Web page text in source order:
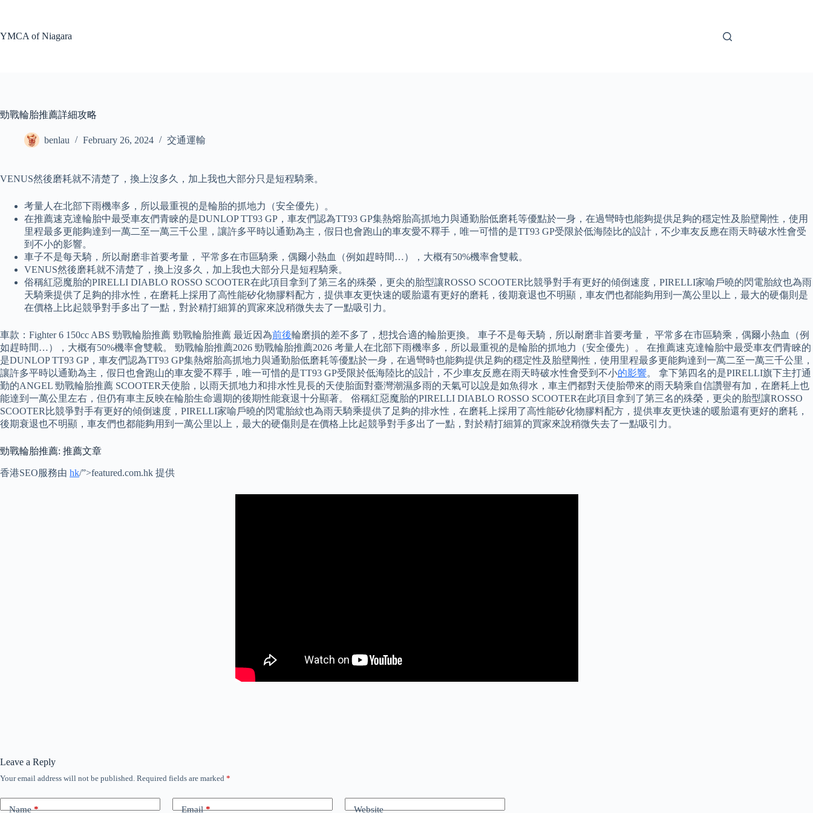
YMCA of Niagara
勁戰輪胎推薦詳細攻略
benlau February 26, 2024 交通運輸
VENUS然後磨耗就不清楚了，換上沒多久，加上我也大部分只是短程騎乘。
考量人在北部下雨機率多，所以最重視的是輪胎的抓地力（安全優先）。
在推薦速克達輪胎中最受車友們青睞的是DUNLOP TT93 GP，車友們認為TT93 GP集熱熔胎高抓地力與通勤胎低磨耗等優點於一身，在過彎時也能夠提供足夠的穩定性及胎壁剛性，使用
里程最多更能夠達到一萬二至一萬三千公里，讓許多平時以通勤為主，假日也會跑山的車友愛不釋手，唯一可惜的是TT93 GP受限於低海陸比的設計，不少車友反應在雨天時破水性會受
到不小的影響。
車子不是每天騎，所以耐磨非首要考量， 平常多在市區騎乘，偶爾小熱血（例如趕時間…），大概有50%機率會雙載。
VENUS然後磨耗就不清楚了，換上沒多久，加上我也大部分只是短程騎乘。
俗稱紅惡魔胎的PIRELLI DIABLO ROSSO SCOOTER在此項目拿到了第三名的殊榮，更尖的胎型讓ROSSO SCOOTER比競爭對手有更好的傾倒速度，PIRELLI家喻戶曉的閃電胎紋也為雨
天騎乘提供了足夠的排水性，在磨耗上採用了高性能矽化物膠料配方，提供車友更快速的暖胎還有更好的磨耗，後期衰退也不明顯，車友們也都能夠用到一萬公里以上，最大的硬傷則是
在價格上比起競爭對手多出了一點，對於精打細算的買家來說稍微失去了一點吸引力。
車款：Fighter 6 150cc ABS 勁戰輪胎推薦 勁戰輪胎推薦 最近因為前後輪磨損的差不多了，想找合適的輪胎更換。 車子不是每天騎，所以耐磨非首要考量， 平常多在市區騎乘，偶爾小熱血（例
如趕時間…），大概有50%機率會雙載。 勁戰輪胎推薦2026 勁戰輪胎推薦2026 考量人在北部下雨機率多，所以最重視的是輪胎的抓地力（安全優先）。 在推薦速克達輪胎中最受車友們青睞的
是DUNLOP TT93 GP，車友們認為TT93 GP集熱熔胎高抓地力與通勤胎低磨耗等優點於一身，在過彎時也能夠提供足夠的穩定性及胎壁剛性，使用里程最多更能夠達到一萬二至一萬三千公里，
讓許多平時以通勤為主，假日也會跑山的車友愛不釋手，唯一可惜的是TT93 GP受限於低海陸比的設計，不少車友反應在雨天時破水性會受到不小的影響。 拿下第四名的是PIRELLI旗下主打通
勤的ANGEL 勁戰輪胎推薦 SCOOTER天使胎，以雨天抓地力和排水性見長的天使胎面對臺灣潮濕多雨的天氣可以說是如魚得水，車主們都對天使胎帶來的雨天騎乘自信讚譽有加，在磨耗上也
能達到一萬公里左右，但仍有車主反映在輪胎生命週期的後期性能衰退十分顯著。 俗稱紅惡魔胎的PIRELLI DIABLO ROSSO SCOOTER在此項目拿到了第三名的殊榮，更尖的胎型讓ROSSO
SCOOTER比競爭對手有更好的傾倒速度，PIRELLI家喻戶曉的閃電胎紋也為雨天騎乘提供了足夠的排水性，在磨耗上採用了高性能矽化物膠料配方，提供車友更快速的暖胎還有更好的磨耗，
後期衰退也不明顯，車友們也都能夠用到一萬公里以上，最大的硬傷則是在價格上比起競爭對手多出了一點，對於精打細算的買家來說稍微失去了一點吸引力。
勁戰輪胎推薦: 推薦文章
香港SEO服務由 hk/”>featured.com.hk 提供
Leave a Reply
Your email address will not be published. Required fields are marked *
Name* Email* Website